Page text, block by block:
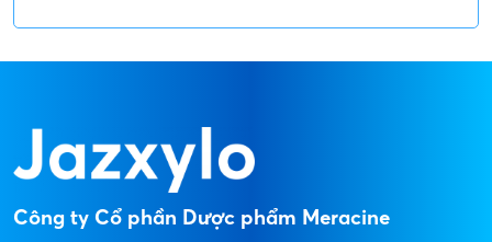
Công ty Cổ phần Dược phẩm Meracine